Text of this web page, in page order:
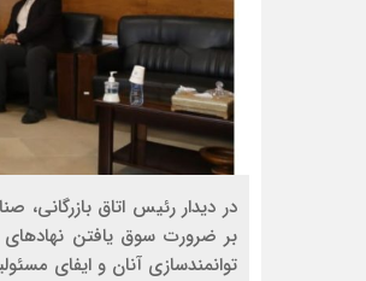
در دیدار رئیس اتاق بازرگانی،
بر ضرورت سوق یافتن نهادهای
توانمندسازی آنان و ایفای